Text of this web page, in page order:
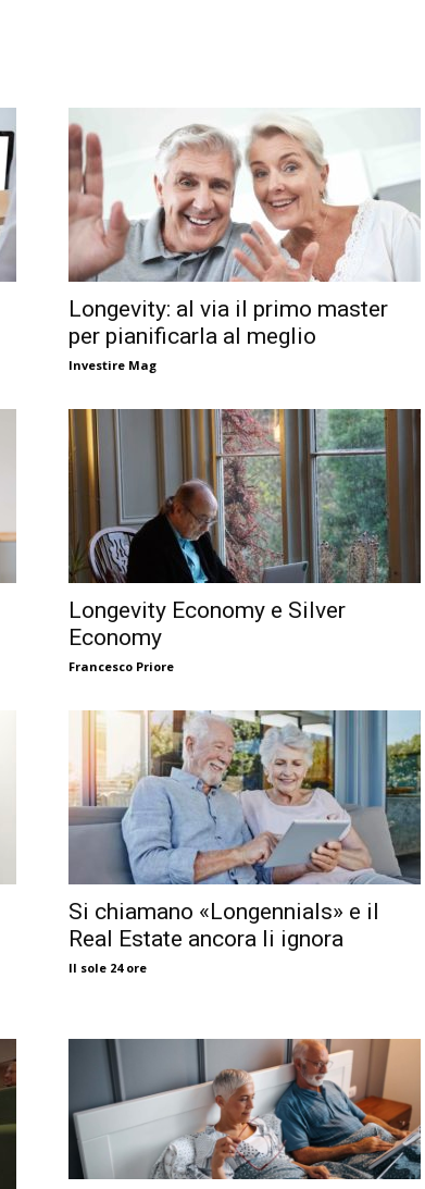
Longevity: al via il primo master
per pianificarla al meglio
Investire Mag
Longevity Economy e Silver
Economy
Francesco Priore
Si chiamano «Longennials» e il
Real Estate ancora li ignora
Il sole 24 ore